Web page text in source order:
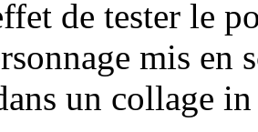
de tester le
mis en
un collage